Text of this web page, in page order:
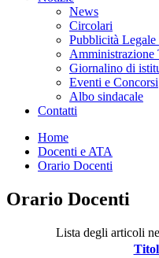
News
Circolari
Pubblicità
Amministrazione
Giornalino di
Eventi e Concorsi
Albo sindacale
Contatti
Home
Docenti e ATA
Orario Docenti
Orario Docenti
Lista degli articoli